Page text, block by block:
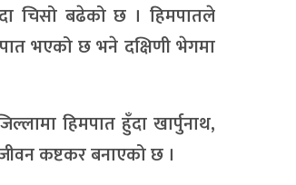
चिसो बढेको छ । हिमपातले
भएको छ भने दक्षिणी भेगमा
हिमपात हुँदा खार्पुनाथ,
कष्टकर बनाएको छ ।